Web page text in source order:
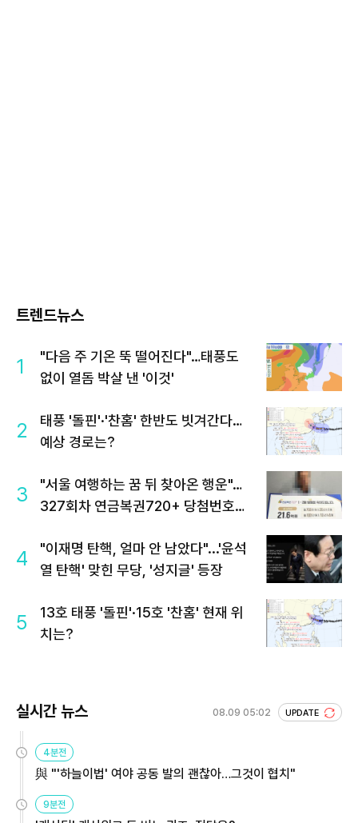
트렌드뉴스
1
"다음 주 기온 뚝 떨어진다"…태풍도
없이 열돔 박살 낸 '이것'
2
태풍 '돌핀'·'찬홈' 한반도 빗겨간다…
예상 경로는?
3
"서울 여행하는 꿈 뒤 찾아온 행운"…
327회차 연금복권720+ 당첨번호조
4
"이재명 탄핵, 얼마 안 남았다"...'윤석
열 탄핵' 맞힌 무당, '성지글' 등장
5
13호 태풍 '돌핀'·15호 '찬홈' 현재 위
치는?
실시간 뉴스 08.09 05:02 UPDATE
4분전
與 "'하늘이법' 여야 공동 발의 괜찮아…그것이 협치"
9분전